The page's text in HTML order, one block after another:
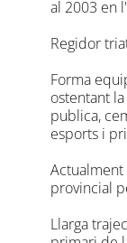
al 2003 en
Regidor
Forma
ostentant
publica,
esports i
provincial
Llarga